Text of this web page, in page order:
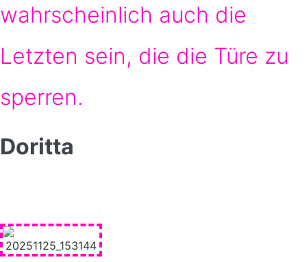
wahrscheinlich auch die
Letzten sein, die die Türe zu
sperren.
Doritta